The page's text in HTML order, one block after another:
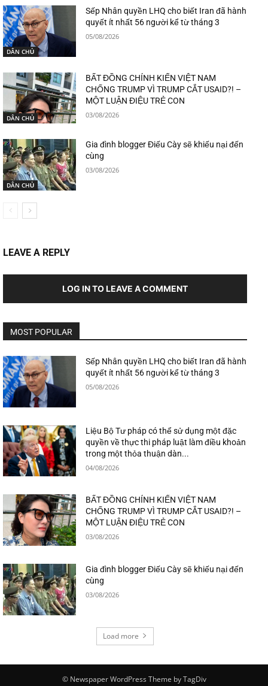
DÂN CHỦ
Sếp Nhân quyền LHQ cho biết Iran đã hành
quyết ít nhất 56 người kể từ tháng 3
05/08/2026
DÂN CHỦ
BẤT ĐỒNG CHÍNH KIẾN VIỆT NAM
CHỐNG TRUMP VÌ TRUMP CẮT USAID?! –
MỘT LUẬN ĐIỆU TRẺ CON
03/08/2026
DÂN CHỦ
Gia đình blogger Điếu Cày sẽ khiếu nại đến
cùng
03/08/2026
LEAVE A REPLY
LOG IN TO LEAVE A COMMENT
MOST POPULAR
Sếp Nhân quyền LHQ cho biết Iran đã hành
quyết ít nhất 56 người kể từ tháng 3
05/08/2026
Liệu Bộ Tư pháp có thể sử dụng một đặc
quyền về thực thi pháp luật làm điều khoản
trong một thỏa thuận dàn...
04/08/2026
BẤT ĐỒNG CHÍNH KIẾN VIỆT NAM
CHỐNG TRUMP VÌ TRUMP CẮT USAID?! –
MỘT LUẬN ĐIỆU TRẺ CON
03/08/2026
Gia đình blogger Điếu Cày sẽ khiếu nại đến
cùng
03/08/2026
Load more
© Newspaper WordPress Theme by TagDiv